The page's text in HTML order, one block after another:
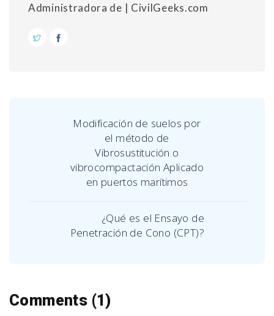
Administradora de | CivilGeeks.com
Modificación de suelos por
el método de
Vibrosustitución o
vibrocompactación Aplicado
en puertos marítimos
¿Qué es el Ensayo de
Penetración de Cono (CPT)?
Comments (1)